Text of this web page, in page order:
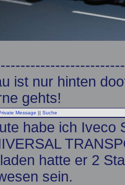
ist nur hinten
gehts!
Message || Suche
habe ich Iveco
hatte er 2
sein.